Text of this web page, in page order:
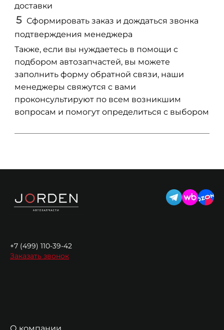
доставки
Сформировать заказ и дождаться звонка
подтверждения менеджера
Также, если вы нуждаетесь в помощи с
подбором автозапчастей, вы можете
заполнить форму обратной связи, наши
менеджеры свяжутся с вами
проконсультируют по всем возникшим
вопросам и помогут определиться с выбором
+7 (499) 110-39-42
Заказать звонок